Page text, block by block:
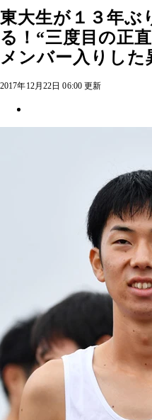
東大生が１３年ぶ
る！“三度目の正
メンバー入りし
2017年12月22日 06:00 更新